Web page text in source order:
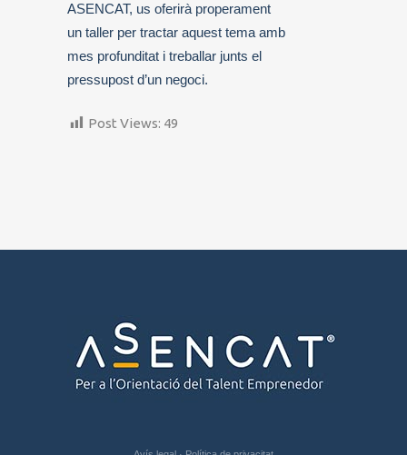
ASENCAT, us oferirà properament
un taller per tractar aquest tema amb
mes profunditat i treballar junts el
pressupost d’un negoci.
Post Views: 49